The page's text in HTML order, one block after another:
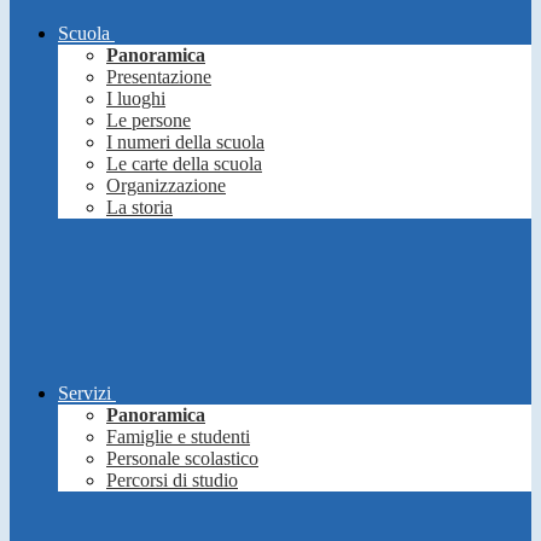
Scuola
Panoramica
Presentazione
I luoghi
Le persone
I numeri della scuola
Le carte della scuola
Organizzazione
La storia
Servizi
Panoramica
Famiglie e studenti
Personale scolastico
Percorsi di studio